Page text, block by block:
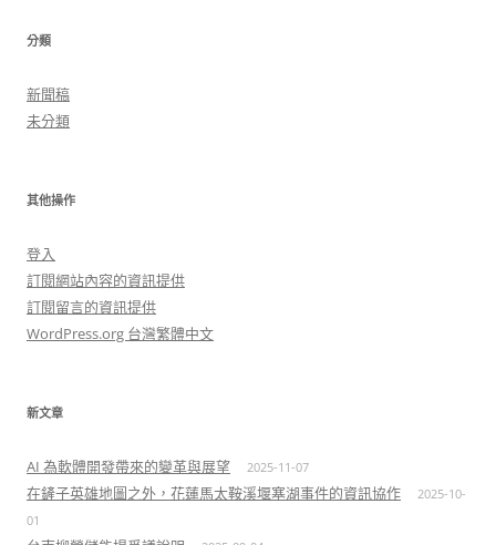
分類
新聞稿
未分類
其他操作
登入
訂閱網站內容的資訊提供
訂閱留言的資訊提供
WordPress.org 台灣繁體中文
新文章
AI 為軟體開發帶來的變革與展望 2025-11-07
在鏟子英雄地圖之外，花蓮馬太鞍溪堰塞湖事件的資訊協作
2025-10-
01